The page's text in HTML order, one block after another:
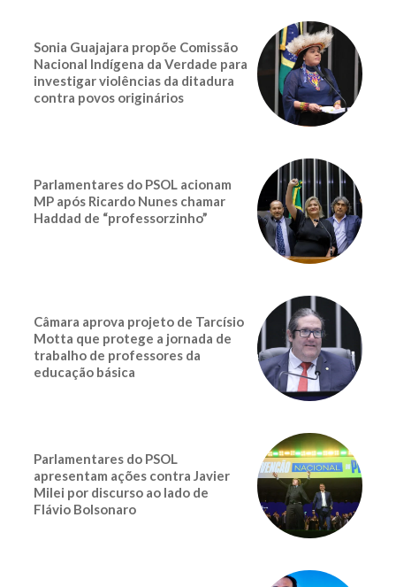
Sonia Guajajara propõe Comissão
Nacional Indígena da Verdade para
investigar violências da ditadura
contra povos originários
Parlamentares do PSOL acionam
MP após Ricardo Nunes chamar
Haddad de “professorzinho”
Câmara aprova projeto de Tarcísio
Motta que protege a jornada de
trabalho de professores da
educação básica
Parlamentares do PSOL
apresentam ações contra Javier
Milei por discurso ao lado de
Flávio Bolsonaro